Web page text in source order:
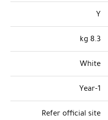
Y
8.3 kg
White
1-Year
Refer official site